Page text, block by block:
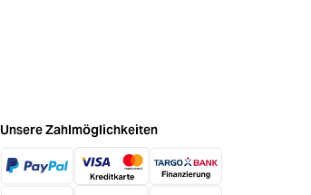
Unsere Zahlmöglichkeiten